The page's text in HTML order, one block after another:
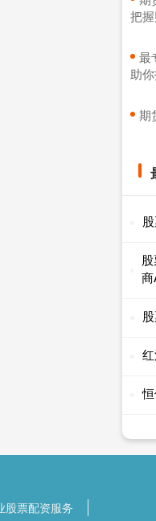
把
最
助
期
商
股票配资服务